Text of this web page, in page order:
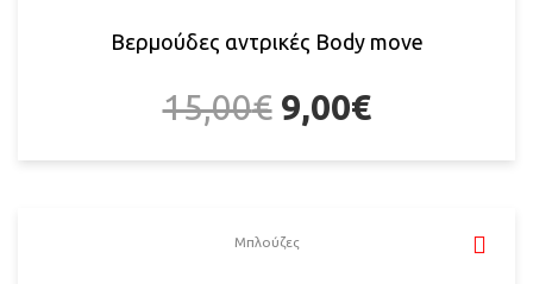
Βερμούδες αντρικές Body move
15,00€ 9,00€
Μπλούζες